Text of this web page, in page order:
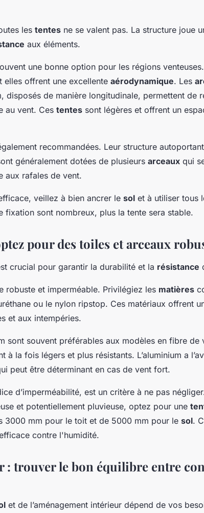
les tentes ne se valent pas. La structure joue
aux éléments.
une bonne option pour les régions
elles offrent une excellente aérodynamique. Les
disposés de manière longitudinale, permettent de
au vent. Ces tentes sont légères et offrent un
recommandées. Leur structure
généralement dotées de plusieurs arceaux qui
aux rafales de vent.
veillez à bien ancrer le sol et à utiliser tous
fixation sont nombreux, plus la tente sera stable.
pour des toiles et arceaux
crucial pour garantir la durabilité et la résistance
robuste et imperméable. Privilégiez les matières
ou le nylon ripstop. Ces matériaux offrent
et aux intempéries.
sont souvent préférables aux modèles en fibre de
à la fois légers et plus résistants. L’aluminium a
peut être déterminant en cas de vent fort.
d’imperméabilité, est un critère à ne pas
et potentiellement pluvieuse, optez pour une
3000 mm pour le toit et de 5000 mm pour le sol.
contre l'humidité.
: trouver le bon équilibre entre
et de l’aménagement intérieur dépend de vos